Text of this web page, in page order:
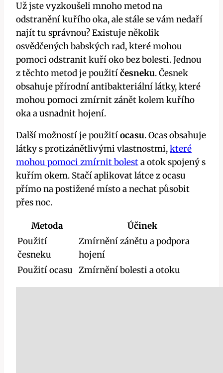
Už jste vyzkoušeli mnoho metod na
odstranění kuřího oka, ale stále se vám nedaří
najít tu správnou? Existuje několik
osvědčených babských rad, které mohou
pomoci odstranit kuří oko bez bolesti. Jednou
z těchto metod je použitíčesneku. Česnek
obsahuje přírodní antibakteriální látky, které
mohou pomoci zmírnit zánět kolem kuřího
oka a usnadnit hojení.
Další možností je použitíocasu. Ocas obsahuje
látky s protizánětlivými vlastnostmi,které
mohou pomoci zmírnit bolesta otok spojený s
kuřím okem. Stačí aplikovat látce z ocasu
přímo na postižené místo a nechat působit
přes noc.
Metoda
Účinek
Použití
česneku
Zmírnění zánětu a podpora
hojení
Použití ocasu Zmírnění bolesti a otoku